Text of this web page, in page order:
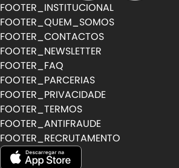
FOOTER_INSTITUCIONAL
FOOTER_QUEM_SOMOS
FOOTER_CONTACTOS
FOOTER_NEWSLETTER
FOOTER_FAQ
FOOTER_PARCERIAS
FOOTER_PRIVACIDADE
FOOTER_TERMOS
FOOTER_ANTIFRAUDE
FOOTER_RECRUTAMENTO